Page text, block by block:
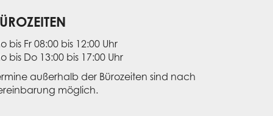
bis Fr 08:00 bis 12:00 Uhr
bis Do 13:00 bis 17:00 Uhr
außerhalb der Bürozeiten sind nach
möglich.